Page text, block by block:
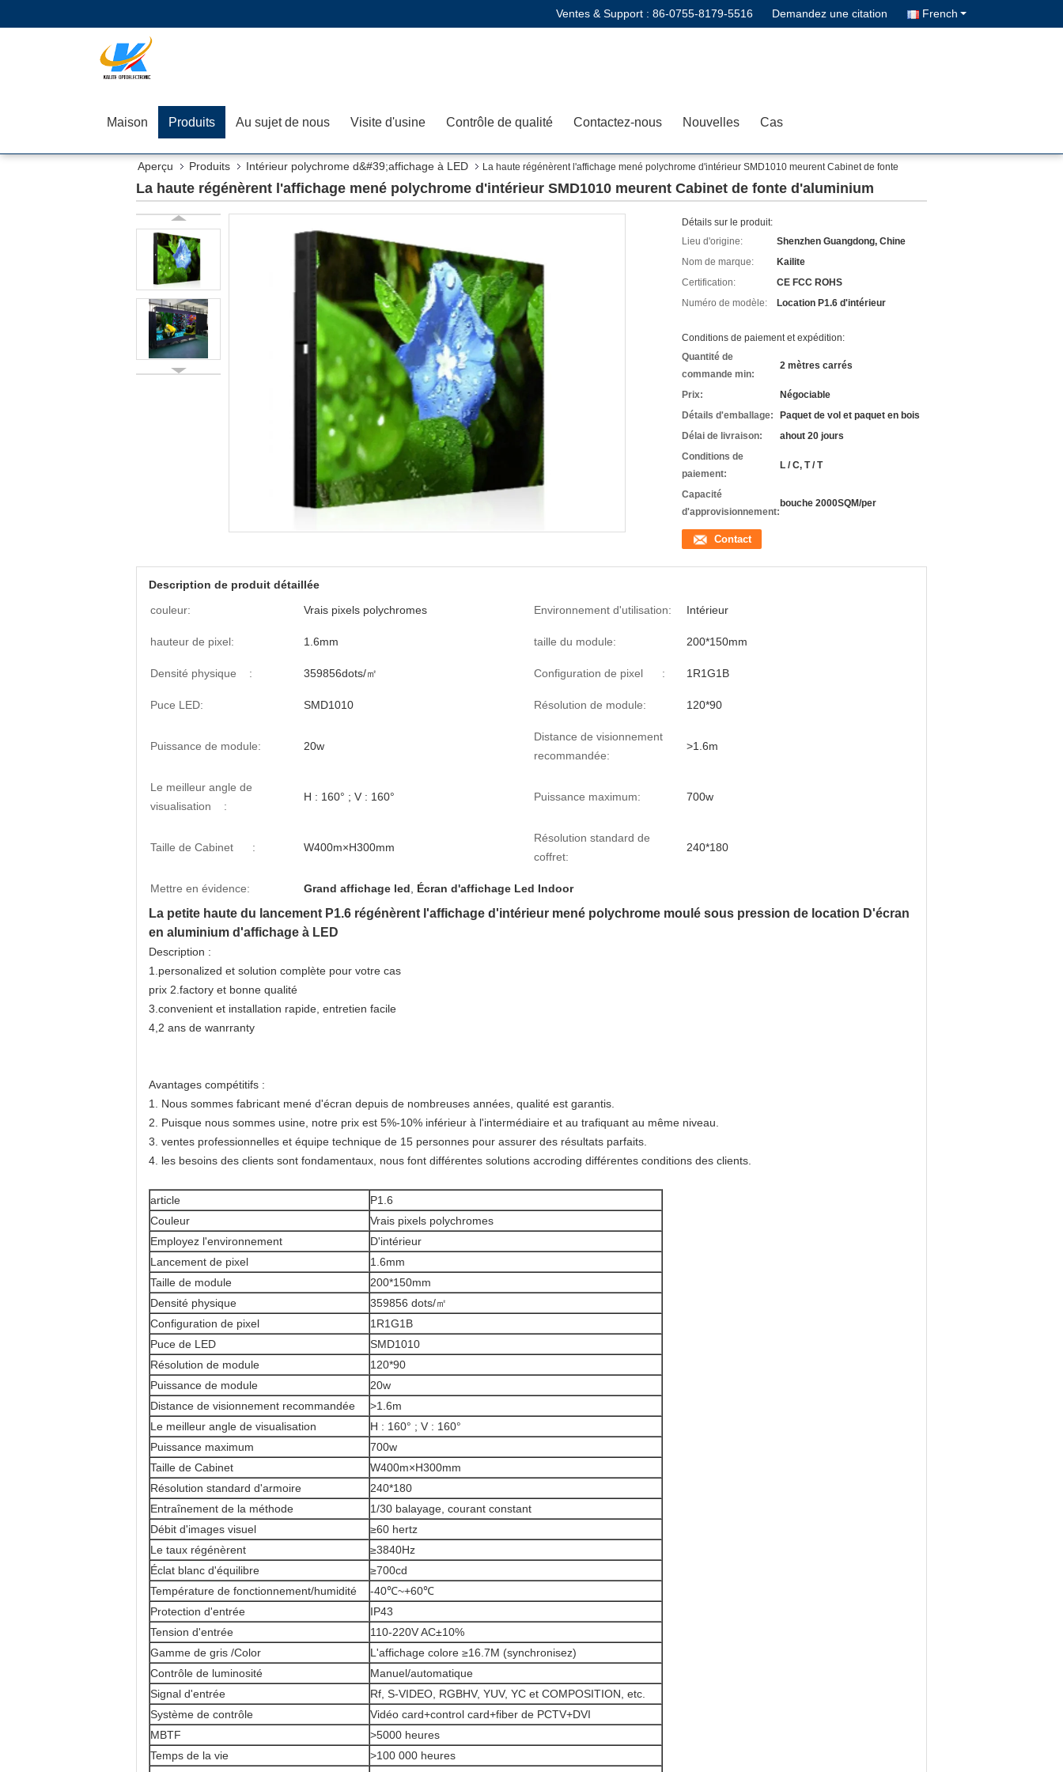
Ventes & Support : 86-0755-8179-5516 Demandez une citation French
Maison Produits Au sujet de nous Visite d'usine Contrôle de qualité Contactez-nous Nouvelles Cas
Aperçu Produits Intérieur polychrome d&#39;affichage à LED
La haute régénèrent l'affichage mené polychrome d'intérieur SMD1010 meurent Cabinet de fonte
d'aluminium
La haute régénèrent l'affichage mené polychrome d'intérieur SMD1010 meurent Cabinet de fonte d'aluminium
Détails sur le produit:
Lieu d'origine:
Shenzhen Guangdong, Chine
Nom de marque:
Kailite
Certification:
CE FCC ROHS
Numéro de modèle:
Location P1.6 d'intérieur
Conditions de paiement et expédition:
Quantité de
commande min:
2 mètres carrés
Prix:
Négociable
Détails d'emballage:
Paquet de vol et paquet en bois
Délai de livraison:
ahout 20 jours
Conditions de
paiement:
L / C, T / T
Capacité
d'approvisionnement:
bouche 2000SQM/per
Contact
Description de produit détaillée
couleur:
Vrais pixels polychromes Environnement d'utilisation: Intérieur
hauteur de pixel: 1.6mm taille du module: 200*150mm
Densité physique : 359856dots/㎡ Configuration de pixel : 1R1G1B
Puce LED: SMD1010 Résolution de module: 120*90
Puissance de module: 20w
Distance de visionnement
recommandée:
>1.6m
Le meilleur angle de
visualisation :
H : 160° ; V : 160° Puissance maximum: 700w
Taille de Cabinet : W400m×H300mm
Résolution standard de
coffret:
240*180
Mettre en évidence: Grand affichage led Écran d'affichage Led Indoor
La petite haute du lancement P1.6 régénèrent l'affichage d'intérieur mené polychrome moulé sous pression de location D'écran
en aluminium d'affichage à LED
Description :
1.personalized et solution complète pour votre cas
prix 2.factory et bonne qualité
3.convenient et installation rapide, entretien facile
4,2 ans de wanrranty
Avantages compétitifs :
1. Nous sommes fabricant mené d'écran depuis de nombreuses années, qualité est garantis.
2. Puisque nous sommes usine, notre prix est 5%-10% inférieur à l'intermédiaire et au trafiquant au même niveau.
3. ventes professionnelles et équipe technique de 15 personnes pour assurer des résultats parfaits.
4. les besoins des clients sont fondamentaux, nous font différentes solutions accroding différentes conditions des clients.
article
P1.6
Couleur
Vrais pixels polychromes
Employez l'environnement
D'intérieur
Lancement de pixel
1.6mm
Taille de module
200*150mm
Densité physique
359856 dots/㎡
Configuration de pixel
1R1G1B
Puce de LED
SMD1010
Résolution de module
120*90
Puissance de module
20w
Distance de visionnement recommandée
>1.6m
Le meilleur angle de visualisation
H : 160° ; V : 160°
Puissance maximum
700w
Taille de Cabinet
W400m×H300mm
Résolution standard d'armoire
240*180
Entraînement de la méthode
1/30 balayage, courant constant
Débit d'images visuel
≥60 hertz
Le taux régénèrent
≥3840Hz
Éclat blanc d'équilibre
≥700cd
Température de fonctionnement/humidité
-40℃~+60℃
Protection d'entrée
IP43
Tension d'entrée
110-220V AC±10%
Gamme de gris /Color
L'affichage colore ≥16.7M (synchronisez)
Contrôle de luminosité
Manuel/automatique
Signal d'entrée
Rf, S-VIDEO, RGBHV, YUV, YC et COMPOSITION, etc.
Système de contrôle
Vidéo card+control card+fiber de PCTV+DVI
MBTF
>5000 heures
Temps de la vie
>100 000 heures